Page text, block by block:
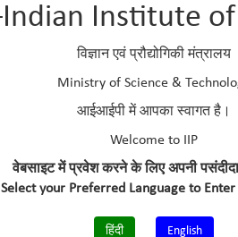
Institute
विज्ञान एवं प्रौद्योगिकी मंत्रालय
Ministry of Science &
आईआईपी में आपका स्वागत है।
Welcome to IIP
वेबसाइट में प्रवेश करने के लिए अपनी
Select your Preferred Language to
हिंदी English